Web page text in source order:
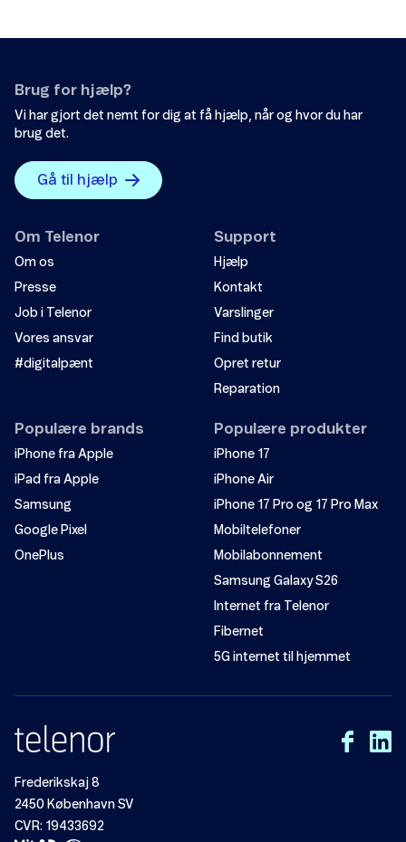
Der er ikke nok eksempler.
Oplysningerne løser ikke mit problem.
Send
Brug for hjælp?
Vi har gjort det nemt for dig at få hjælp, når og hvor du har
brug det.
Gå til hjælp
Om Telenor
Om os
Presse
Job i Telenor
Vores ansvar
#digitalpænt
Support
Hjælp
Kontakt
Varslinger
Find butik
Opret retur
Reparation
Populære brands
iPhone fra Apple
iPad fra Apple
Samsung
Google Pixel
OnePlus
Populære produkter
iPhone 17
iPhone Air
iPhone 17 Pro og 17 Pro Max
Mobiltelefoner
Mobilabonnement
Samsung Galaxy S26
Internet fra Telenor
Fibernet
5G internet til hjemmet
Frederikskaj 8
2450 København SV
CVR: 19433692